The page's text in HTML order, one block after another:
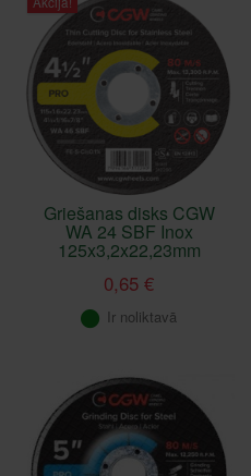
Griešanas disks CGW
WA 24 SBF Inox
125x3,2x22,23mm
0,65 €
Ir noliktavā